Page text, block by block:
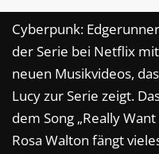
Cyberpunk:
der Serie bei Netflix
neuen Musikvideos,
Lucy zur Serie zeigt.
dem Song „Really
Rosa Walton fängt